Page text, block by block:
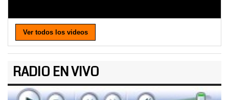
Ver todos los videos
RADIO EN VIVO